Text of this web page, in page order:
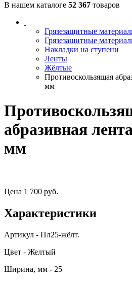
В нашем каталоге 52 367 товаров
Грязезащитные
Грязезащитные
Накладки на ступени
Ленты
Жёлтые
Противоскользящая
мм
абразивная
мм
Цена 1 700 руб.
Характеристики
Артикул - Пл25-жёлт.
Цвет - Желтый
Ширина, мм - 25